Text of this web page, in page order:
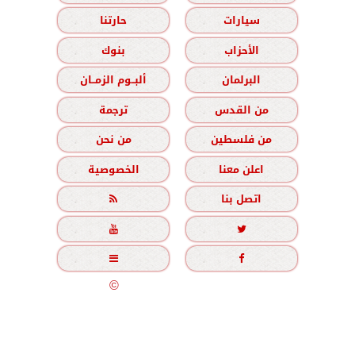
سيارات
حارتنا
الأحزاب
بنوك
البرلمان
ألبــوم الزمــان
من القدس
ترجمة
من فلسطين
من نحن
اعلن معنا
الخصوصية
اتصل بنا





جميع الحقوق محفوظة©